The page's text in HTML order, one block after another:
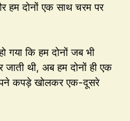
हम दोनों एक साथ चरम पर
गया कि हम दोनों जब भी
जाती थी, अब हम दोनों ही एक
कपड़े खोलकर एक-दूसरे